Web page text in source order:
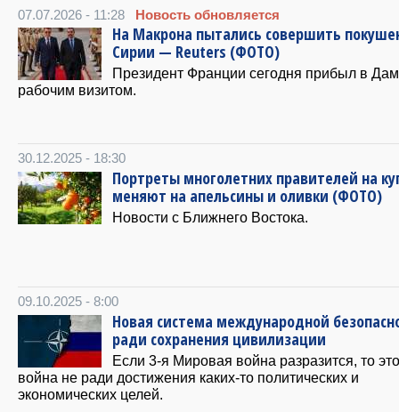
07.07.2026 - 11:28 Новость обновляется
На Макрона пытались совершить
Сирии — Reuters (ФОТО)
Президент Франции сегодня прибыл в
рабочим визитом.
30.12.2025 - 18:30
Портреты многолетних правителей на
меняют на апельсины и оливки (ФОТО)
Новости с Ближнего Востока.
09.10.2025 - 8:00
Новая система международной
ради сохранения цивилизации
Если 3-я Мировая война разразится, то
война не ради достижения каких-то политических и
экономических целей.